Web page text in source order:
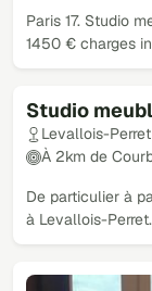
Paris 17. Studio
1450 € charges
Studio
Levallois-
À 2km de
De particulier à
à Levallois-